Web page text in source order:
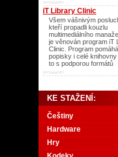
XP/Vista/XP/
iT Library Clinic
Všem vášnivým
kteří propadli kouzlu
multimediálního
je věnován program iT
Clinic. Program
popisky i celé
to s podporou formátů
XP/Vista/XP/
KE STAŽENÍ:
Češtiny
Hardware
Hry